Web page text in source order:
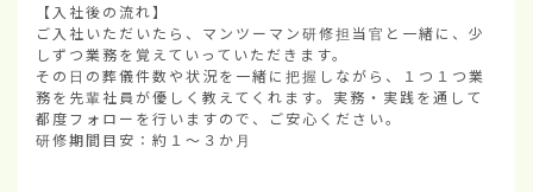
【入社後の流れ】
ご入社いただいたら、マンツーマン研修担当官と一緒に、少
しずつ業務を覚えていっていただきます。
その日の葬儀件数や状況を一緒に把握しながら、１つ１つ業
務を先輩社員が優しく教えてくれます。実務・実践を通して
都度フォローを行いますので、ご安心ください。
研修期間目安：約１～３か月